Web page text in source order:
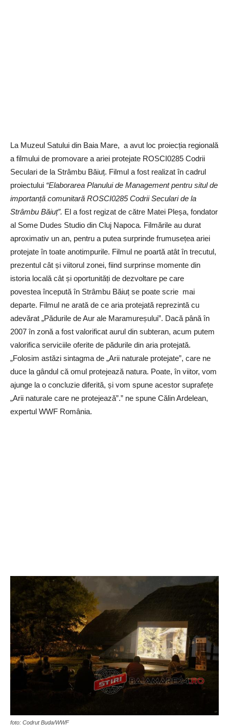
La Muzeul Satului din Baia Mare, a avut loc proiecția regională
a filmului de promovare a ariei protejate ROSCI0285 Codrii
Seculari de la Strâmbu Băiuț. Filmul a fost realizat în cadrul
proiectului “Elaborarea Planului de Management pentru situl de
importanță comunitară ROSCI0285 Codrii Seculari de la
Strâmbu Băiuț”. El a fost regizat de către Matei Pleșa, fondator
al Some Dudes Studio din Cluj Napoca. Filmările au durat
aproximativ un an, pentru a putea surprinde frumusețea ariei
protejate în toate anotimpurile. Filmul ne poartă atât în trecutul,
prezentul cât și viitorul zonei, fiind surprinse momente din
istoria locală cât și oportunități de dezvoltare pe care
povestea începută în Strâmbu Băiuț se poate scrie mai
departe. Filmul ne arată de ce aria protejată reprezintă cu
adevărat „Pădurile de Aur ale Maramureșului”. Dacă până în
2007 în zonă a fost valorificat aurul din subteran, acum putem
valorifica serviciile oferite de pădurile din aria protejată.
„Folosim astăzi sintagma de „Arii naturale protejate”, care ne
duce la gândul că omul protejează natura. Poate, în viitor, vom
ajunge la o concluzie diferită, și vom spune acestor suprafețe
„Arii naturale care ne protejează”.” ne spune Călin Ardelean,
expertul WWF România.
foto: Codruț Buda/WWF